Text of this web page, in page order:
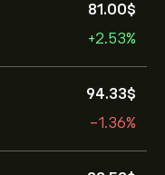
81.00‎$‎
+2.53%
94.33‎$‎
-1.36%